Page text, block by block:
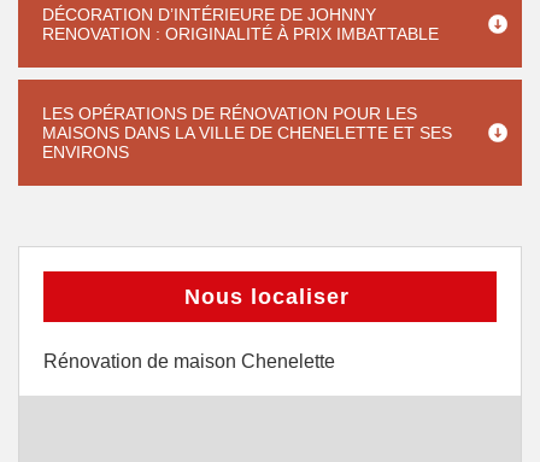
DÉCORATION D’INTÉRIEURE DE JOHNNY
RENOVATION : ORIGINALITÉ À PRIX IMBATTABLE
LES OPÉRATIONS DE RÉNOVATION POUR LES
MAISONS DANS LA VILLE DE CHENELETTE ET SES
ENVIRONS
Nous localiser
Rénovation de maison Chenelette